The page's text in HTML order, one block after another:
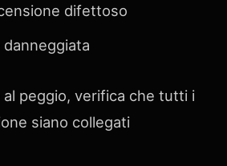
difettoso
al peggio, verifica che tutti i
siano collegati